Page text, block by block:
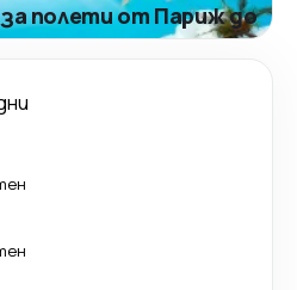
полети от Париж до